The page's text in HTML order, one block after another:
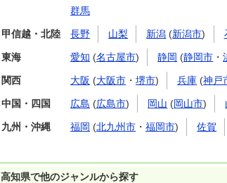
群馬
甲信越・北陸 長野 山梨 新潟 (新潟市)
東海 愛知 (名古屋市) 静岡 (静岡市 ・
関西 大阪 (大阪市 ・ 堺市) 兵庫 (神戸
中国・四国 広島 (広島市) 岡山 (岡山市)
九州・沖縄 福岡 (北九州市 ・ 福岡市) 佐賀
高知県で他のジャンルから探す